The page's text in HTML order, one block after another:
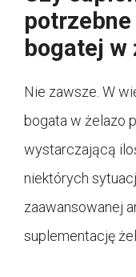
bogatej w
Nie zawsze. W
bogata w żelazo
wystarczającą
niektórych
zaawansowanej
suplementację